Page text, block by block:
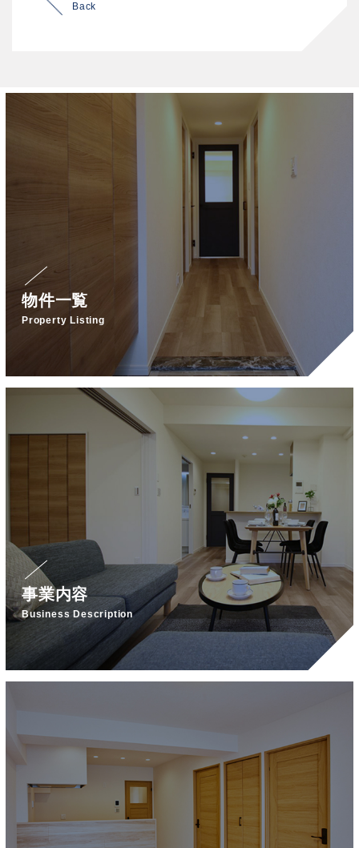
Back
物件一覧
Property Listing
事業内容
Business Description